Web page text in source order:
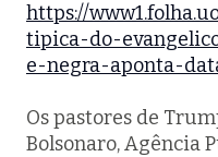
https://
tipica-do-
e-negra-aponta-
Os pastores de
Bolsonaro, Agência